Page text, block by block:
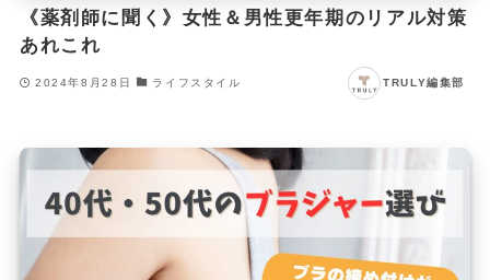
《薬剤師に聞く》女性＆男性更年期のリアル対策
あれこれ
2024年8月28日 ライフスタイル TRULY編集部